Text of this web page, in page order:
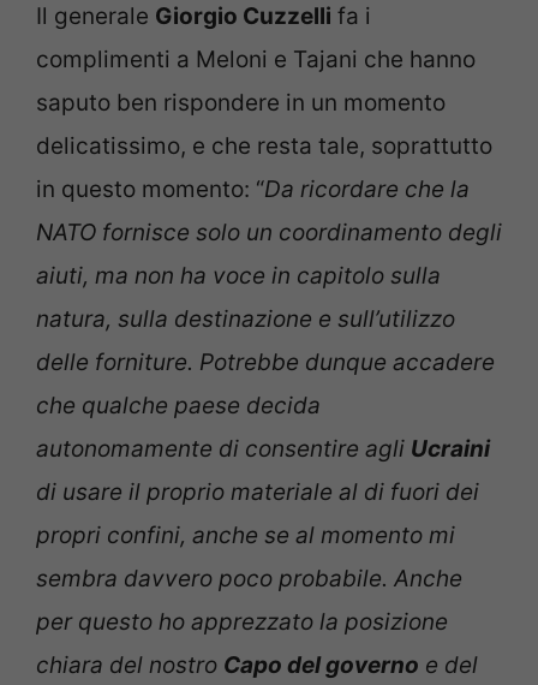
Il generale Giorgio Cuzzelli fa i
complimenti a Meloni e Tajani che hanno
saputo ben rispondere in un momento
delicatissimo, e che resta tale, soprattutto
in questo momento: “Da ricordare che la
NATO fornisce solo un coordinamento degli
aiuti, ma non ha voce in capitolo sulla
natura, sulla destinazione e sull’utilizzo
delle forniture. Potrebbe dunque accadere
che qualche paese decida
autonomamente di consentire agli Ucraini
di usare il proprio materiale al di fuori dei
propri confini, anche se al momento mi
sembra davvero poco probabile. Anche
per questo ho apprezzato la posizione
chiara del nostro Capo del governo e del